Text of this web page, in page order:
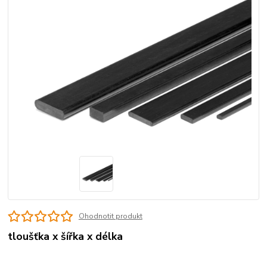
Ohodnotit produkt
tloušťka x šířka x délka